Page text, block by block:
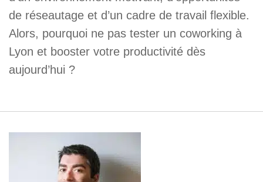
de réseautage et d’un cadre de travail flexible.
Alors, pourquoi ne pas tester un coworking à
Lyon et booster votre productivité dès
aujourd’hui ?